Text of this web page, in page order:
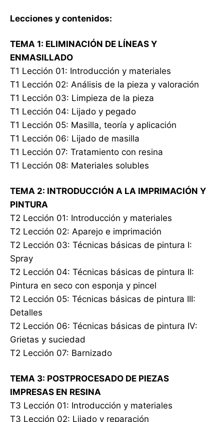
Lecciones y contenidos:
TEMA 1: ELIMINACIÓN DE LÍNEAS Y
ENMASILLADO
T1 Lección 01: Introducción y materiales
T1 Lección 02: Análisis de la pieza y valoración
T1 Lección 03: Limpieza de la pieza
T1 Lección 04: Lijado y pegado
T1 Lección 05: Masilla, teoría y aplicación
T1 Lección 06: Lijado de masilla
T1 Lección 07: Tratamiento con resina
T1 Lección 08: Materiales solubles
TEMA 2: INTRODUCCIÓN A LA IMPRIMACIÓN Y
PINTURA
T2 Lección 01: Introducción y materiales
T2 Lección 02: Aparejo e imprimación
T2 Lección 03: Técnicas básicas de pintura I:
Spray
T2 Lección 04: Técnicas básicas de pintura II:
Pintura en seco con esponja y pincel
T2 Lección 05: Técnicas básicas de pintura III:
Detalles
T2 Lección 06: Técnicas básicas de pintura IV:
Grietas y suciedad
T2 Lección 07: Barnizado
TEMA 3: POSTPROCESADO DE PIEZAS
IMPRESAS EN RESINA
T3 Lección 01: Introducción y materiales
T3 Lección 02: Lijado y reparación